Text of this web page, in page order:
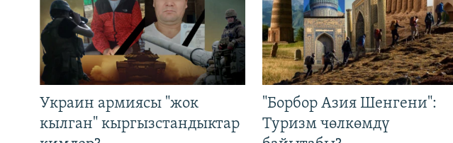
Украин армиясы "жок
кылган" кыргызстандыктар
"Борбор Азия Шенгени":
Туризм чөлкөмдү